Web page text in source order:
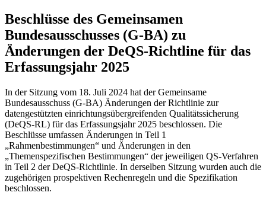
Beschlüsse des Gemeinsamen
Bundesausschusses (G-BA) zu
Änderungen der DeQS-Richtline für das
Erfassungsjahr 2025
In der Sitzung vom 18. Juli 2024 hat der Gemeinsame
Bundesausschuss (G-BA) Änderungen der Richtlinie zur
datengestützten einrichtungsübergreifenden Qualitätssicherung
(DeQS-RL) für das Erfassungsjahr 2025 beschlossen. Die
Beschlüsse umfassen Änderungen in Teil 1
„Rahmenbestimmungen“ und Änderungen in den
„Themenspezifischen Bestimmungen“ der jeweiligen QS-Verfahren
in Teil 2 der DeQS-Richtlinie. In derselben Sitzung wurden auch die
zugehörigen prospektiven Rechenregeln und die Spezifikation
beschlossen.